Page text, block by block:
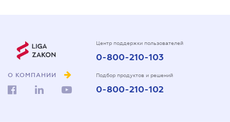
О КОМПАНИИ
Центр поддержки пользователей
0-800-210-103
Подбор продуктов и решений
0-800-210-102